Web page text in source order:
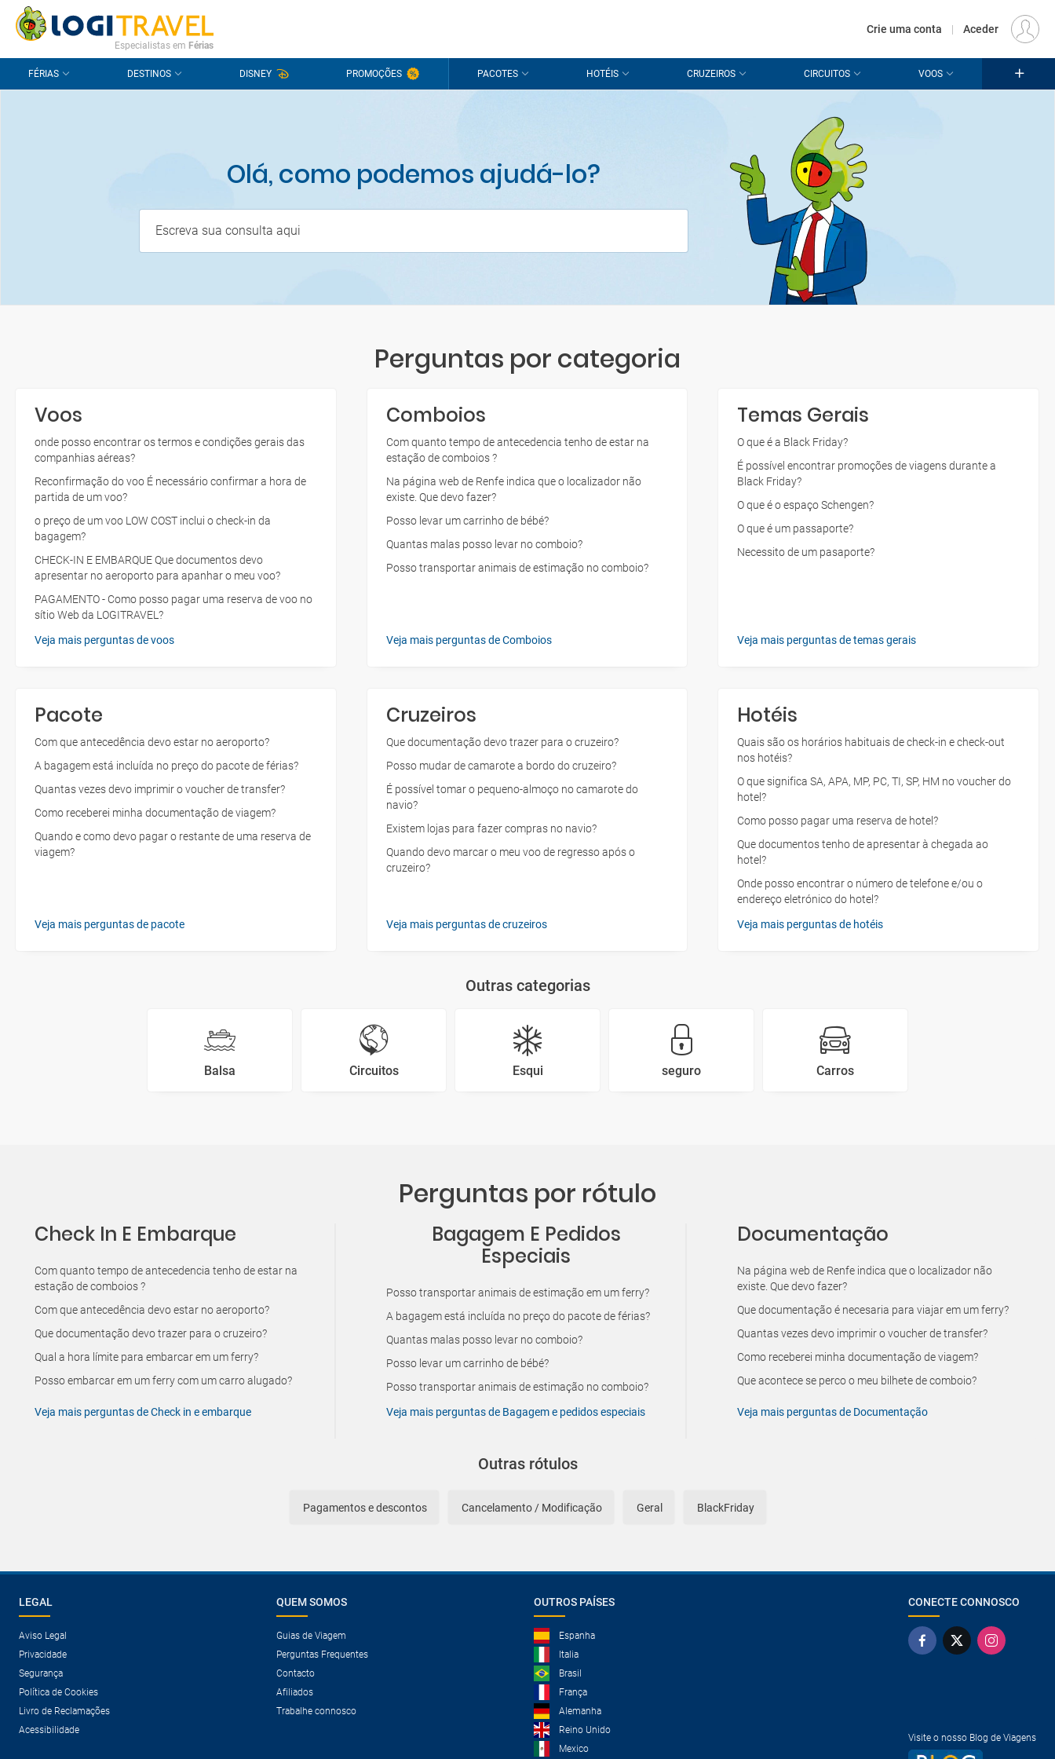
CONTACTO PERGUNTAS FREQUENTES EUR
Especialistas em Férias
Crie uma conta | Aceder
FÉRIAS DESTINOS DISNEY PROMOÇÕES PACOTES HOTÉIS CRUZEIROS CIRCUITOS VOOS
Olá, como podemos ajudá-lo?
Perguntas por categoria
Voos
onde posso encontrar os termos e condições gerais das
companhias aéreas?
Reconfirmação do voo É necessário confirmar a hora de
partida de um voo?
o preço de um voo LOW COST inclui o check-in da
bagagem?
CHECK-IN E EMBARQUE Que documentos devo
apresentar no aeroporto para apanhar o meu voo?
PAGAMENTO - Como posso pagar uma reserva de voo no
sítio Web da LOGITRAVEL?
Veja mais perguntas de voos
Comboios
Com quanto tempo de antecedencia tenho de estar na
estação de comboios ?
Na página web de Renfe indica que o localizador não
existe. Que devo fazer?
Posso levar um carrinho de bébé?
Quantas malas posso levar no comboio?
Posso transportar animais de estimação no comboio?
Veja mais perguntas de Comboios
Temas Gerais
O que é a Black Friday?
É possível encontrar promoções de viagens durante a
Black Friday?
O que é o espaço Schengen?
O que é um passaporte?
Necessito de um pasaporte?
Veja mais perguntas de temas gerais
Pacote
Com que antecedência devo estar no aeroporto?
A bagagem está incluída no preço do pacote de férias?
Quantas vezes devo imprimir o voucher de transfer?
Como receberei minha documentação de viagem?
Quando e como devo pagar o restante de uma reserva de
viagem?
Veja mais perguntas de pacote
Cruzeiros
Que documentação devo trazer para o cruzeiro?
Posso mudar de camarote a bordo do cruzeiro?
É possível tomar o pequeno-almoço no camarote do
navio?
Existem lojas para fazer compras no navio?
Quando devo marcar o meu voo de regresso após o
cruzeiro?
Veja mais perguntas de cruzeiros
Hotéis
Quais são os horários habituais de check-in e check-out
nos hotéis?
O que significa SA, APA, MP, PC, TI, SP, HM no voucher do
hotel?
Como posso pagar uma reserva de hotel?
Que documentos tenho de apresentar à chegada ao
hotel?
Onde posso encontrar o número de telefone e/ou o
endereço eletrónico do hotel?
Veja mais perguntas de hotéis
Outras categorias
Balsa Circuitos Esqui seguro Carros
Perguntas por rótulo
Check In E Embarque
Com quanto tempo de antecedencia tenho de estar na
estação de comboios ?
Com que antecedência devo estar no aeroporto?
Que documentação devo trazer para o cruzeiro?
Qual a hora límite para embarcar em um ferry?
Posso embarcar em um ferry com um carro alugado?
Veja mais perguntas de Check in e embarque
Bagagem E Pedidos
Especiais
Posso transportar animais de estimação em um ferry?
A bagagem está incluída no preço do pacote de férias?
Quantas malas posso levar no comboio?
Posso levar um carrinho de bébé?
Posso transportar animais de estimação no comboio?
Veja mais perguntas de Bagagem e pedidos especiais
Documentação
Na página web de Renfe indica que o localizador não
existe. Que devo fazer?
Que documentação é necesaria para viajar em um ferry?
Quantas vezes devo imprimir o voucher de transfer?
Como receberei minha documentação de viagem?
Que acontece se perco o meu bilhete de comboio?
Veja mais perguntas de Documentação
Outras rótulos
pagamentos e descontos Cancelamento / Modificação Geral BlackFriday
LEGAL
Aviso Legal
Privacidade
Segurança
Política de Cookies
Livro de Reclamações
Acessibilidade
QUEM SOMOS
Guias de Viagem
Perguntas Frequentes
Contacto
Afiliados
Trabalhe connosco
OUTROS PAÍSES
Espanha
Italia
Brasil
França
Alemanha
Reino Unido
Mexico
CONECTE CONNOSCO
Visite o nosso Blog de Viagens